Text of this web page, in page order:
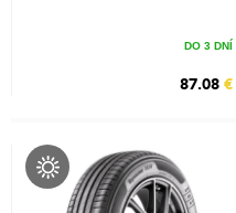
DO 3 DNÍ
87.08 €